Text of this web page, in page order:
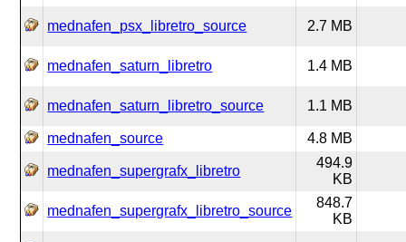
mednafen_psx_libretro_source 2.7 MB
mednafen_saturn_libretro 1.4 MB
mednafen_saturn_libretro_source 1.1 MB
mednafen_source 4.8 MB
mednafen_supergrafx_libretro
494.9
KB
mednafen_supergrafx_libretro_source
848.7
KB